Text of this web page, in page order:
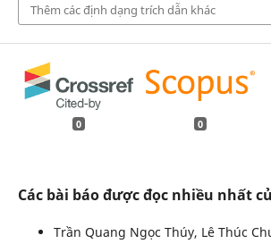
Thêm các định dạng trích dẫn khác
0 0
Các bài báo được đọc nhiều nhất
Trần Quang Ngọc Thúy, Lê Thúc